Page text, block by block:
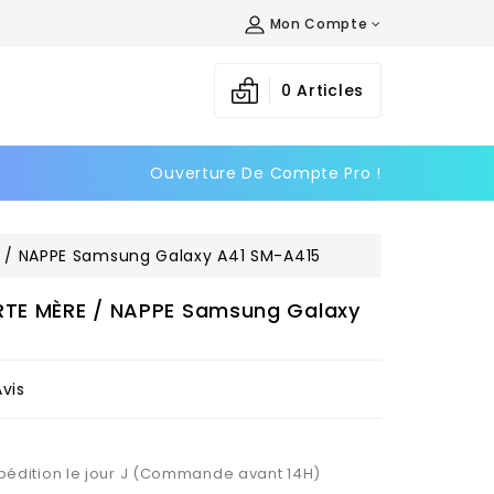
Mon Compte
0 Articles
Ouverture De Compte Pro !
/ NAPPE Samsung Galaxy A41 SM-A415
MÈRE / NAPPE Samsung Galaxy
le jour J (Commande avant 14H)